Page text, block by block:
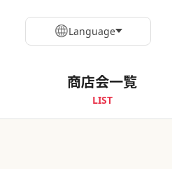
商店会一覧
LIST
Language